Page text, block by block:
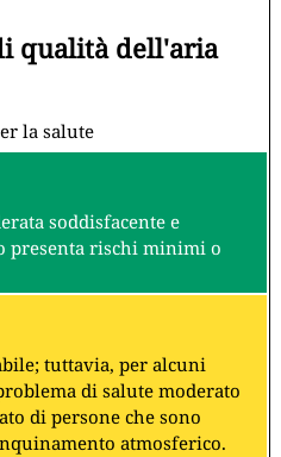
qualità dell'aria
la salute
soddisfacente e
presenta rischi minimi o
tuttavia, per alcuni
di salute moderato
di persone che sono
atmosferico.